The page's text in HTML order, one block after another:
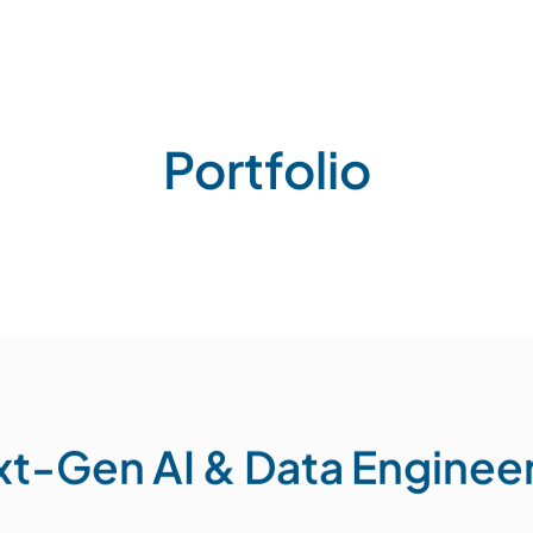
Portfolio
Gen AI & Data